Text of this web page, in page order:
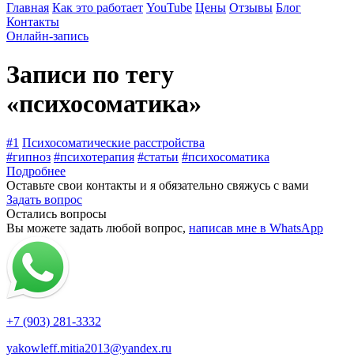
Главная Как это работает YouTube Цены Отзывы Блог
Контакты
Онлайн-запись
Записи по тегу
«психосоматика»
#1 Психосоматические расстройства
#гипноз #психотерапия #статьи #психосоматика
Подробнее
Оставьте свои контакты и я обязательно свяжусь с вами
Задать вопрос
Остались вопросы
Вы можете задать любой вопрос, написав мне в WhatsApp
+7 (903) 281-3332
yakowleff.mitia2013@yandex.ru